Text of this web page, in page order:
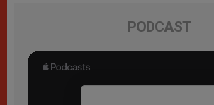
PODCAST